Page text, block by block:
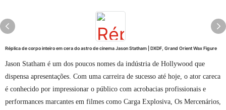
Réplica de corpo inteiro em cera do astro de cinema Jason Statham | DXDF, Grand Orient Wax Figure
Jason Statham é um dos poucos nomes da indústria de Hollywood que
dispensa apresentações. Com uma carreira de sucesso até hoje, o ator careca
é conhecido por impressionar o público com acrobacias profissionais e
performances marcantes em filmes como Carga Explosiva, Os Mercenários,